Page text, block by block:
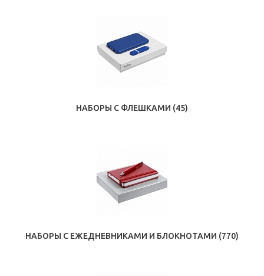
НАБОРЫ С ФЛЕШКАМИ (45)
НАБОРЫ С ЕЖЕДНЕВНИКАМИ И БЛОКНОТАМИ (770)